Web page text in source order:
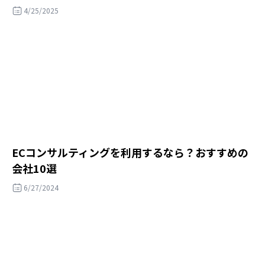
4/25/2025
ECコンサルティングを利用するなら？おすすめの
会社10選
6/27/2024